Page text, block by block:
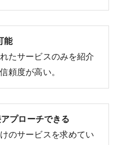
能
たサービスのみを紹介
頼度が高い。
プローチできる
のサービスを求めてい